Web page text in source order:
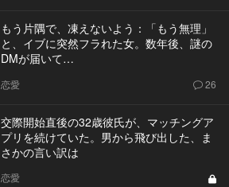
もう片隅で、凍えないよう：「もう無理」
と、イブに突然フラれた女。数年後、謎の
DMが届いて…
恋愛 26
交際開始直後の32歳彼氏が、マッチングア
プリを続けていた。男から飛び出した、ま
さかの言い訳は
恋愛